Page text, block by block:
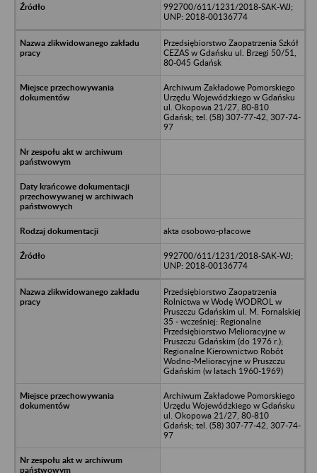
992700/611/1231/2018-SAK-WJ;
UNP: 2018-00136774
Przedsiębiorstwo Zaopatrzenia Szkół
CEZAS w Gdańsku ul. Brzegi 50/51,
80-045 Gdańsk
Archiwum Zakładowe Pomorskiego
Urzędu Wojewódzkiego w Gdańsku
ul. Okopowa 21/27, 80-810
Gdańsk; tel. (58) 307-77-42, 307-74-
97
akta osobowo-płacowe
992700/611/1231/2018-SAK-WJ;
UNP: 2018-00136774
Przedsiębiorstwo Zaopatrzenia
Rolnictwa w Wodę WODROL w
Pruszczu Gdańskim ul. M. Fornalskiej
35 - wcześniej: Regionalne
Przedsiębiorstwo Melioracyjne w
Pruszczu Gdańskim (do 1976 r.);
Regionalne Kierownictwo Robót
Wodno-Melioracyjne w Pruszczu
Gdańskim (w latach 1960-1969)
Archiwum Zakładowe Pomorskiego
Urzędu Wojewódzkiego w Gdańsku
ul. Okopowa 21/27, 80-810
Gdańsk; tel. (58) 307-77-42, 307-74-
97